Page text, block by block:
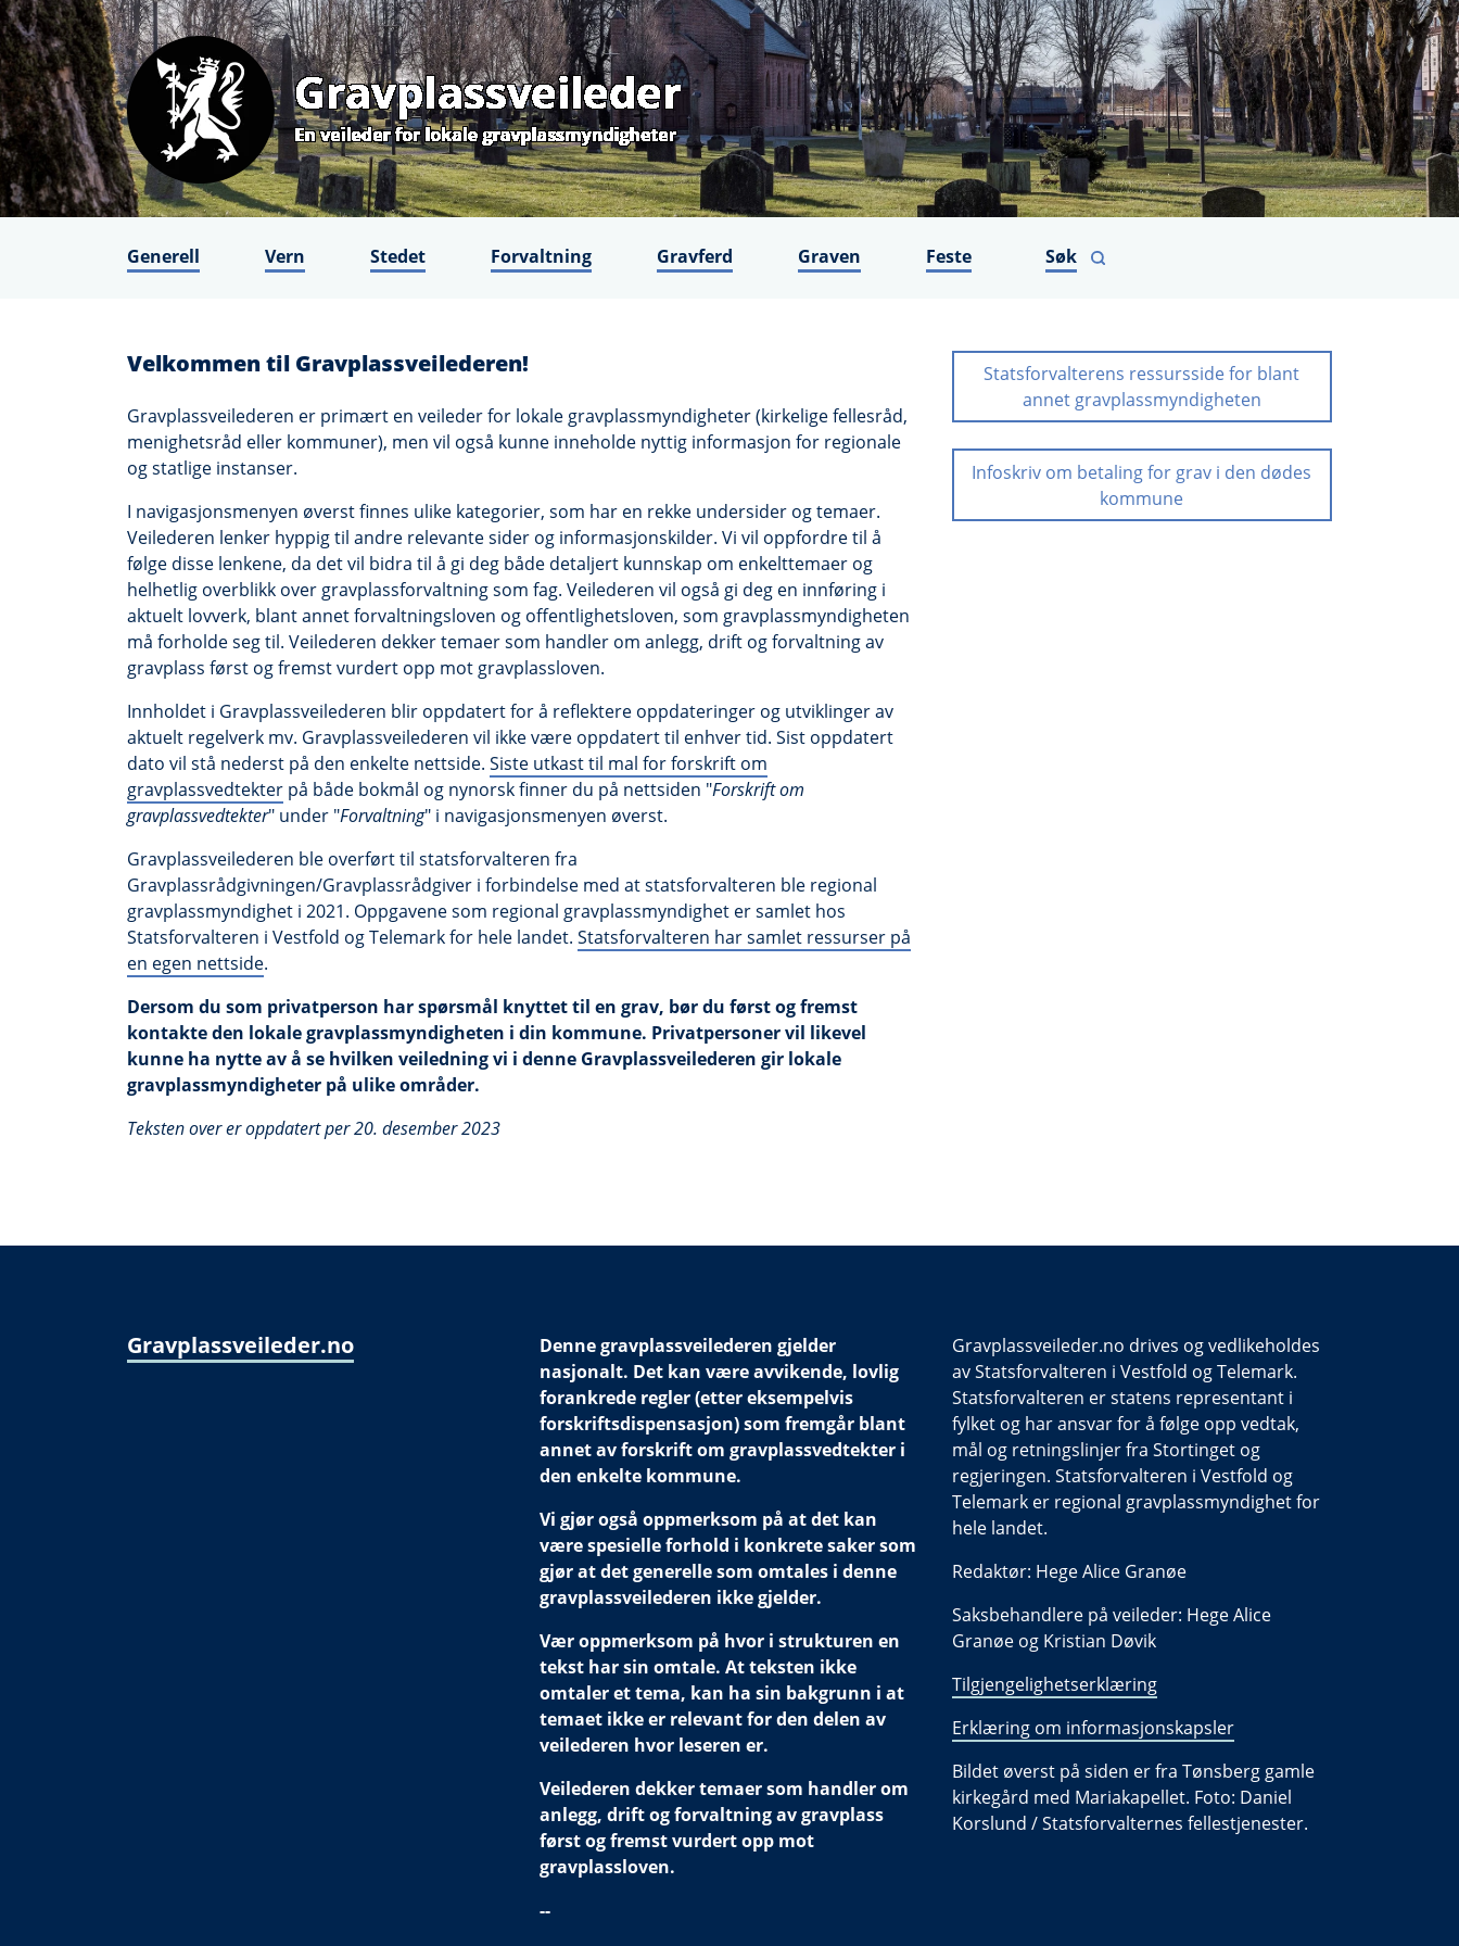
Generell Vern Stedet Forvaltning Gravferd Graven Feste Søk
Velkommen til Gravplassveilederen!
Gravplassveilederen er primært en veileder for lokale gravplassmyndigheter (kirkelige fellesråd,
menighetsråd eller kommuner), men vil også kunne inneholde nyttig informasjon for regionale
og statlige instanser.
I navigasjonsmenyen øverst finnes ulike kategorier, som har en rekke undersider og temaer.
Veilederen lenker hyppig til andre relevante sider og informasjonskilder. Vi vil oppfordre til å
følge disse lenkene, da det vil bidra til å gi deg både detaljert kunnskap om enkelttemaer og
helhetlig overblikk over gravplassforvaltning som fag. Veilederen vil også gi deg en innføring i
aktuelt lovverk, blant annet forvaltningsloven og offentlighetsloven, som gravplassmyndigheten
må forholde seg til. Veilederen dekker temaer som handler om anlegg, drift og forvaltning av
gravplass først og fremst vurdert opp mot gravplassloven.
Innholdet i Gravplassveilederen blir oppdatert for å reflektere oppdateringer og utviklinger av
aktuelt regelverk mv. Gravplassveilederen vil ikke være oppdatert til enhver tid. Sist oppdatert
dato vil stå nederst på den enkelte nettside. Siste utkast til mal for forskrift om
gravplassvedtekter på både bokmål og nynorsk finner du på nettsiden "Forskrift om
gravplassvedtekter" under "Forvaltning" i navigasjonsmenyen øverst.
Gravplassveilederen ble overført til statsforvalteren fra
Gravplassrådgivningen/Gravplassrådgiver i forbindelse med at statsforvalteren ble regional
gravplassmyndighet i 2021. Oppgavene som regional gravplassmyndighet er samlet hos
Statsforvalteren i Vestfold og Telemark for hele landet. Statsforvalteren har samlet ressurser på
en egen nettside.
Dersom du som privatperson har spørsmål knyttet til en grav, bør du først og fremst
kontakte den lokale gravplassmyndigheten i din kommune. Privatpersoner vil likevel
kunne ha nytte av å se hvilken veiledning vi i denne Gravplassveilederen gir lokale
gravplassmyndigheter på ulike områder.
Teksten over er oppdatert per 20. desember 2023
Statsforvalterens ressursside for blant
annet gravplassmyndigheten
Infoskriv om betaling for grav i den dødes
kommune
Gravplassveileder.no
Denne gravplassveilederen gjelder
nasjonalt. Det kan være avvikende, lovlig
forankrede regler (etter eksempelvis
forskriftsdispensasjon) som fremgår blant
annet av forskrift om gravplassvedtekter i
den enkelte kommune.
Vi gjør også oppmerksom på at det kan
være spesielle forhold i konkrete saker som
gjør at det generelle som omtales i denne
gravplassveilederen ikke gjelder.
Vær oppmerksom på hvor i strukturen en
tekst har sin omtale. At teksten ikke
omtaler et tema, kan ha sin bakgrunn i at
temaet ikke er relevant for den delen av
veilederen hvor leseren er.
Veilederen dekker temaer som handler om
anlegg, drift og forvaltning av gravplass
først og fremst vurdert opp mot
gravplassloven.
--
Gravplassveileder.no drives og vedlikeholdes
av Statsforvalteren i Vestfold og Telemark.
Statsforvalteren er statens representant i
fylket og har ansvar for å følge opp vedtak,
mål og retningslinjer fra Stortinget og
regjeringen. Statsforvalteren i Vestfold og
Telemark er regional gravplassmyndighet for
hele landet.
Redaktør: Hege Alice Granøe
Saksbehandlere på veileder: Hege Alice
Granøe og Kristian Døvik
Tilgjengelighetserklæring
Erklæring om informasjonskapsler
Bildet øverst på siden er fra Tønsberg gamle
kirkegård med Mariakapellet. Foto: Daniel
Korslund / Statsforvalternes fellestjenester.